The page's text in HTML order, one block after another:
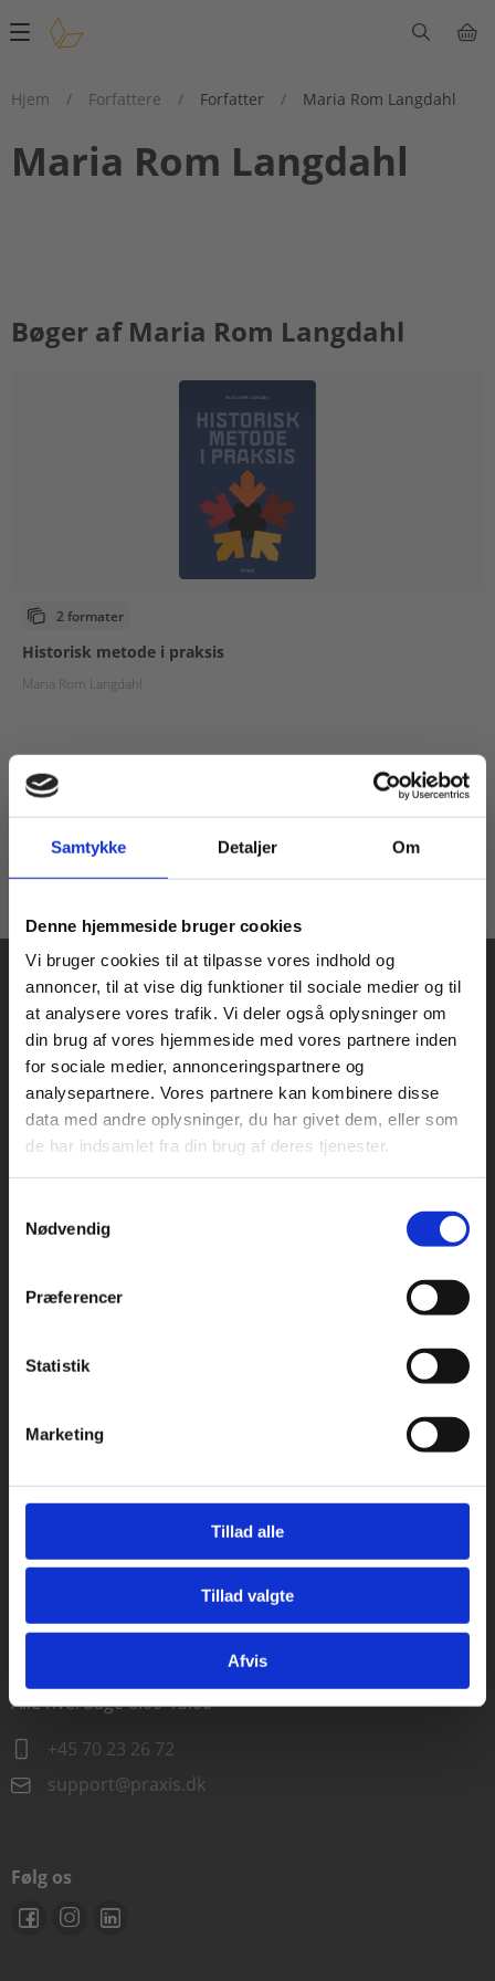
Samtykke Detaljer Om
Denne hjemmeside bruger cookies
Vi bruger cookies til at tilpasse vores indhold og
annoncer, til at vise dig funktioner til sociale medier og til
at analysere vores trafik. Vi deler også oplysninger om
din brug af vores hjemmeside med vores partnere inden
for sociale medier, annonceringspartnere og
analysepartnere. Vores partnere kan kombinere disse
data med andre oplysninger, du har givet dem, eller som
de har indsamlet fra din brug af deres tjenester.
Nødvendig
Præferencer
Statistik
Marketing
Tillad alle
Tillad valgte
Afvis
Main
Hjem
/ Forfattere / Forfatter / Maria Rom Langdahl
Maria Rom Langdahl
Bøger af Maria Rom Langdahl
2 formater
Historisk metode i praksis
Maria Rom Langdahl
Fra
55,00 KR.
Praxis Forlag A/S
CVR 41280921
København
1120 København K
Kochsgade 31D
Rødekro
Kontakt kundeservice
+45 70 23 85 87
Kontakt teknisk support
Alle hverdage 8.00-15.00
+45 70 23 26 72
support@praxis.dk
Følg os
Køb læremidler og find masterclasses mm.
Fortsæt som:
For privatkunder og
studerende. Du får
vist priser inkl.
For institutioner og
virksomheder. Du
får vist priser ekskl.
Gå til praxisOnline